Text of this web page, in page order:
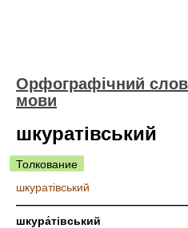
Орфографічний
мови
шкуратівський
Толкование
шкуратівський
шкура́тівський